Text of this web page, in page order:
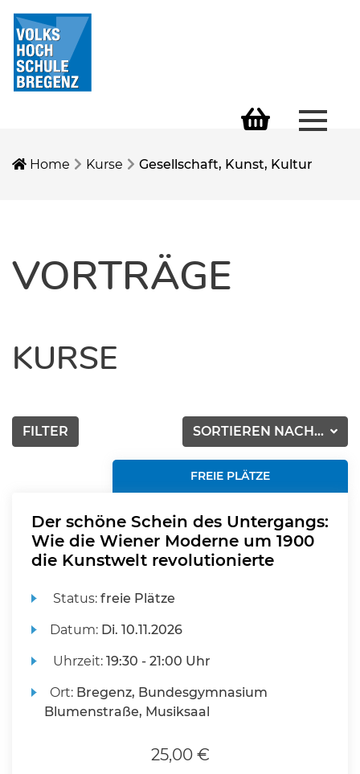
Home Kurse Gesellschaft, Kunst, Kultur
VORTRÄGE
KURSE
SORTIEREN NACH...
FILTER
FREIE PLÄTZE
Der schöne Schein des Untergangs:
Wie die Wiener Moderne um 1900
die Kunstwelt revolutionierte
Status:freie Plätze
Datum: Di. 10.11.2026
Uhrzeit:19:30 - 21:00 Uhr
Ort: Bregenz, Bundesgymnasium
Blumenstraße, Musiksaal
25,00 €